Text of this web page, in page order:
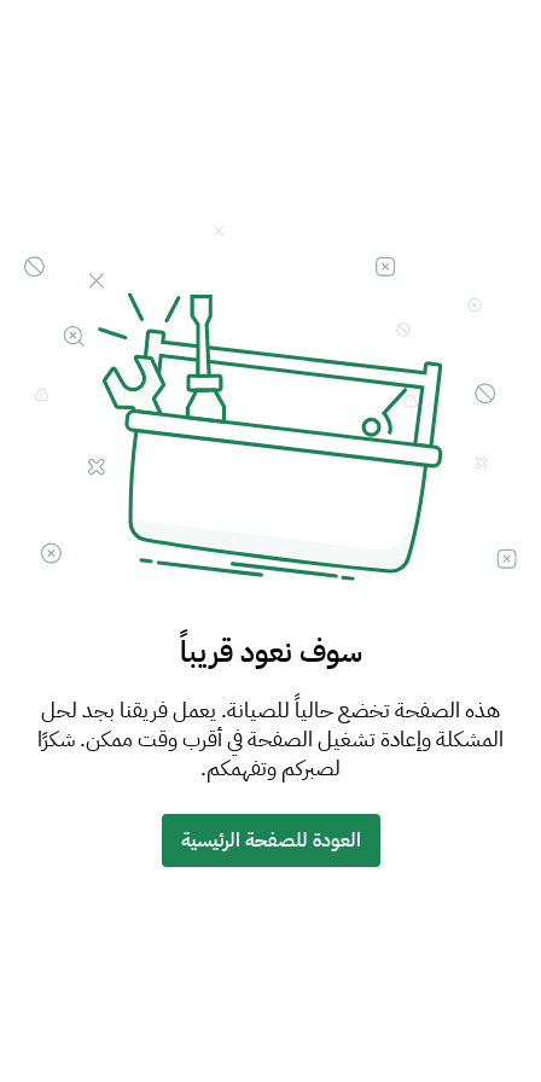
سوف نعود قريباً
هذه الصفحة تخضع حالياً للصيانة. يعمل فريقنا بجد لحل
المشكلة وإعادة تشغيل الصفحة في أقرب وقت ممكن. شكرًا
لصبركم وتفهمكم.
العودة للصفحة الرئيسية